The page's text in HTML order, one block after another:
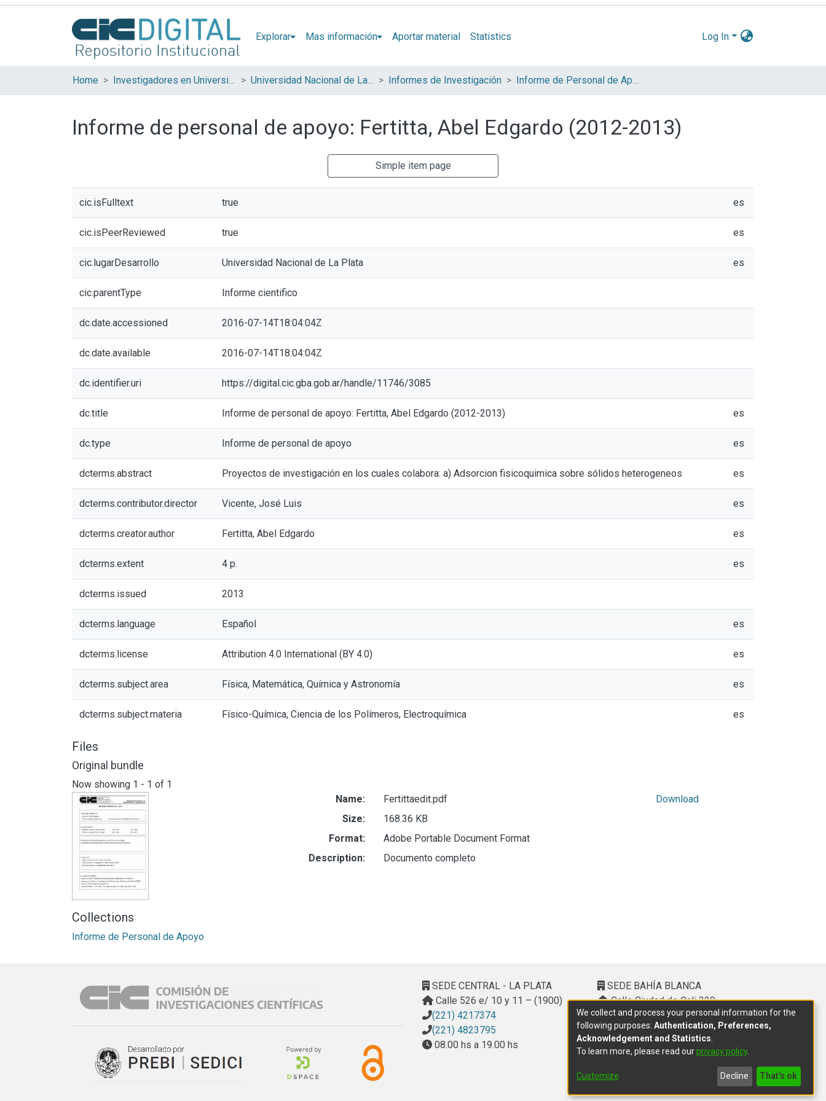
Explorar Mas información Aportar material Statistics Log In
Home Investigadores en Universidades Nacionales de la provincia de Buenos Aires Universidad Nacional de La Plata (UNLP) Informes de Investigación Informe de Personal de Apoyo
Informe de personal de apoyo: Fertitta, Abel Edgardo (2012-2013)
Simple item page
cic.isFulltext true es
cic.isPeerReviewed true es
cic.lugarDesarrollo Universidad Nacional de La Plata es
cic.parentType Informe cientifico
dc.date.accessioned 2016-07-14T18:04:04Z
dc.date.available 2016-07-14T18:04:04Z
dc.identifier.uri https://digital.cic.gba.gob.ar/handle/11746/3085
dc.title Informe de personal de apoyo: Fertitta, Abel Edgardo (2012-2013) es
dc.type Informe de personal de apoyo es
dcterms.abstract Proyectos de investigación en los cuales colabora: a) Adsorcion fisicoquimica sobre sólidos heterogeneos es
dcterms.contributor.director Vicente, José Luis es
dcterms.creator.author Fertitta, Abel Edgardo es
dcterms.extent 4 p. es
dcterms.issued 2013
dcterms.language Español es
dcterms.license Attribution 4.0 International (BY 4.0) es
dcterms.subject.area Física, Matemática, Química y Astronomía es
dcterms.subject.materia Físico-Química, Ciencia de los Polímeros, Electroquímica es
Files
Original bundle
Now showing 1 - 1 of 1
Name:
Fertittaedit.pdf
Size:
168.36 KB
Format:
Adobe Portable Document Format
Description:
Documento completo
Download
Collections
Informe de Personal de Apoyo
SEDE CENTRAL - LA PLATA
Calle 526 e/ 10 y 11 – (1900)
(221) 4217374
(221) 4823795
08.00 hs a 19.00 hs
SEDE BAHÍA BLANCA
Calle Ciudad de Cali 320 –
(8000). Universidad Provincial del
Sudoeste (UPSO)
(291) 459 2550, interno 147
10.00 h a 14.00 h
delegacion.bahia@cic.gba.gob.ar
We collect and process your personal information for the
following purposes: Authentication, Preferences,
Acknowledgement and Statistics
To learn more, please read ourprivacy policy.
Customize Decline That's ok